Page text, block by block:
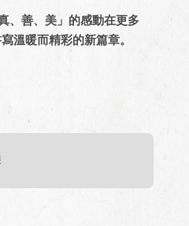
、善、美」的感動在更多
溫暖而精彩的新篇章。